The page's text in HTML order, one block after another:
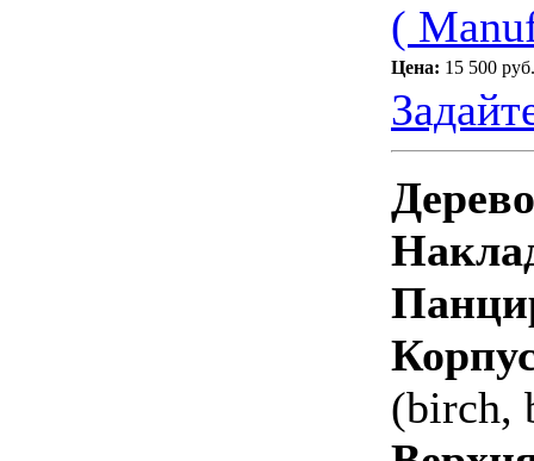
(
Цена: 15 500 руб.
(birch,